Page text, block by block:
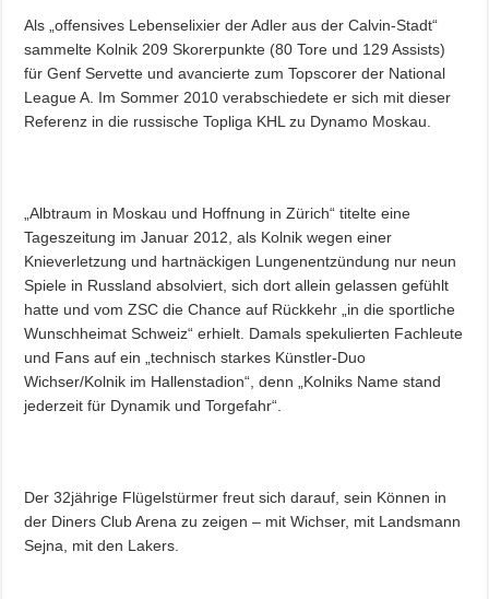
Als „offensives Lebenselixier der Adler aus der Calvin-Stadt“
sammelte Kolnik 209 Skorerpunkte (80 Tore und 129 Assists)
für Genf Servette und avancierte zum Topscorer der National
League A. Im Sommer 2010 verabschiedete er sich mit dieser
Referenz in die russische Topliga KHL zu Dynamo Moskau.
„Albtraum in Moskau und Hoffnung in Zürich“ titelte eine
Tageszeitung im Januar 2012, als Kolnik wegen einer
Knieverletzung und hartnäckigen Lungenentzündung nur neun
Spiele in Russland absolviert, sich dort allein gelassen gefühlt
hatte und vom ZSC die Chance auf Rückkehr „in die sportliche
Wunschheimat Schweiz“ erhielt. Damals spekulierten Fachleute
und Fans auf ein „technisch starkes Künstler-Duo
Wichser/Kolnik im Hallenstadion“, denn „Kolniks Name stand
jederzeit für Dynamik und Torgefahr“.
Der 32jährige Flügelstürmer freut sich darauf, sein Können in
der Diners Club Arena zu zeigen – mit Wichser, mit Landsmann
Sejna, mit den Lakers.